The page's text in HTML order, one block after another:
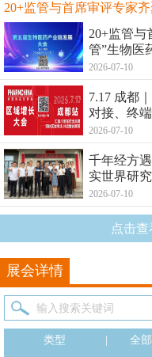
20+监管与
管”生物医
2026-07-10
7.17 成都
对接、终
2026-07-10
千年经方
实世界研
2026-07-10
点击
展会详情
类型
全部